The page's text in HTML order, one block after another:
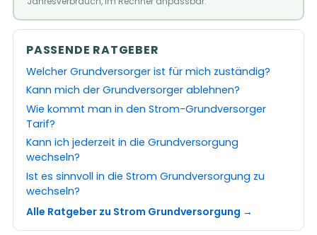
PASSENDE RATGEBER
Welcher Grundversorger ist für mich zuständig?
Kann mich der Grundversorger ablehnen?
Wie kommt man in den Strom-Grundversorger
Tarif?
Kann ich jederzeit in die Grundversorgung
wechseln?
Ist es sinnvoll in die Strom Grundversorgung zu
wechseln?
Alle Ratgeber zu Strom Grundversorgung →